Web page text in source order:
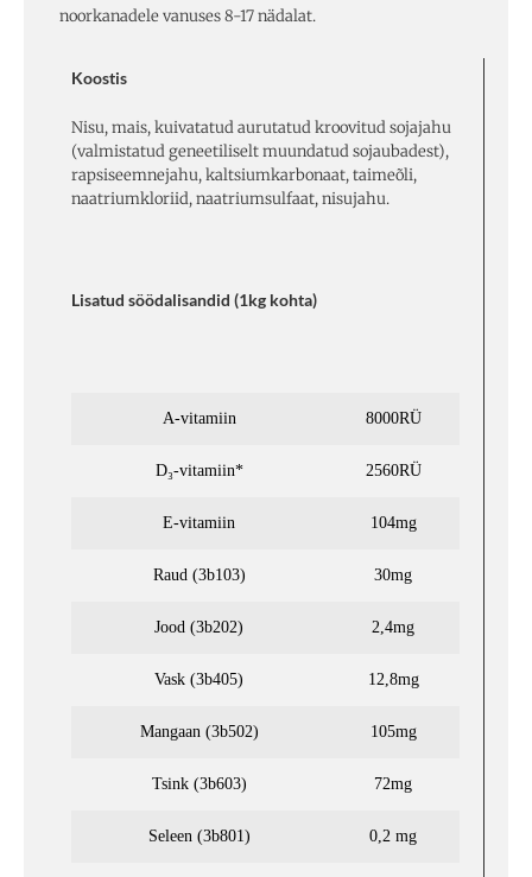
noorkanadele vanuses 8-17 nädalat.
Koostis
Nisu, mais, kuivatatud aurutatud kroovitud sojajahu
(valmistatud geneetiliselt muundatud sojaubadest),
rapsiseemnejahu, kaltsiumkarbonaat, taimeõli,
naatriumkloriid, naatriumsulfaat, nisujahu.
Lisatud söödalisandid (1kg kohta)
A-vitamiin 8000RÜ
D₃-vitamiin* 2560RÜ
E-vitamiin 104mg
Raud (3b103) 30mg
Jood (3b202) 2,4mg
Vask (3b405) 12,8mg
Mangaan (3b502) 105mg
Tsink (3b603) 72mg
Seleen (3b801) 0,2 mg